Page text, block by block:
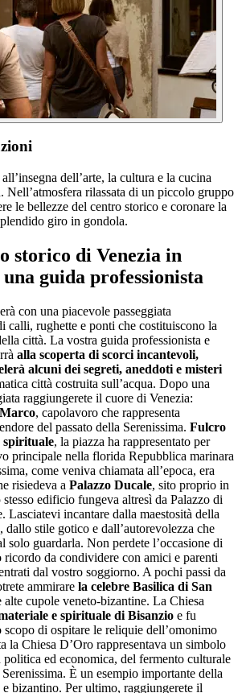
dell’arte, la cultura e la cucina
Nell’atmosfera rilassata di un piccolo gruppo
le bellezze del centro storico e coronare la
giro in gondola.
storico di Venezia in
guida professionista
con una piacevole passeggiata
calli, rughette e ponti che costituiscono la
città. La vostra guida professionista e
alla scoperta di scorci incantevoli,
alcuni dei segreti, aneddoti e misteri
città costruita sull’acqua. Dopo una
raggiungerete il cuore di Venezia:
, capolavoro che rappresenta
del passato della Serenissima. Fulcro
spirituale, la piazza ha rappresentato per
principale nella florida Repubblica marinara
come veniva chiamata all’epoca, era
risiedeva a Palazzo Ducale, sito proprio in
edificio fungeva altresì da Palazzo di
Lasciatevi incantare dalla maestosità della
dallo stile gotico e dall’autorevolezza che
solo guardarla. Non perdete l’occasione di
ricordo da condividere con amici e parenti
dal vostro soggiorno. A pochi passi da
ammirare la celebre Basilica di San
alte cupole veneto-bizantine. La Chiesa
e spirituale di Bisanzio e fu
di ospitare le reliquie dell’omonimo
la Chiesa D’Oro rappresentava un simbolo
politica ed economica, del fermento culturale
È un esempio importante della
bizantino. Per ultimo, raggiungerete il